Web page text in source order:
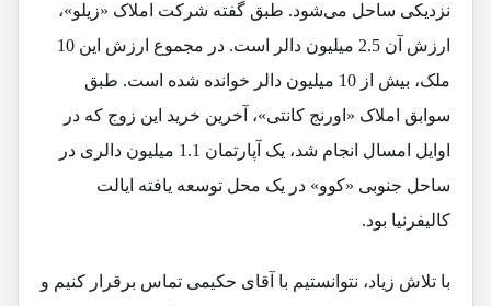
نزدیکی ساحل می‌شود. طبق گفته شرکت املاک «زیلو»،
ارزش آن 2.5 میلیون دالر است. در مجموع ارزش این 10
ملک، بیش از 10 میلیون دالر خوانده شده است. طبق
سوابق املاک «اورنج کانتی»، آخرین خرید این زوج که در
اوایل امسال انجام شد، یک آپارتمان 1.1 میلیون دالری در
ساحل جنوبی «کوو» در یک محل توسعه یافته ایالت
کالیفرنیا بود.
با تلاش زیاد، نتوانستیم با آقای حکیمی تماس برقرار کنیم و